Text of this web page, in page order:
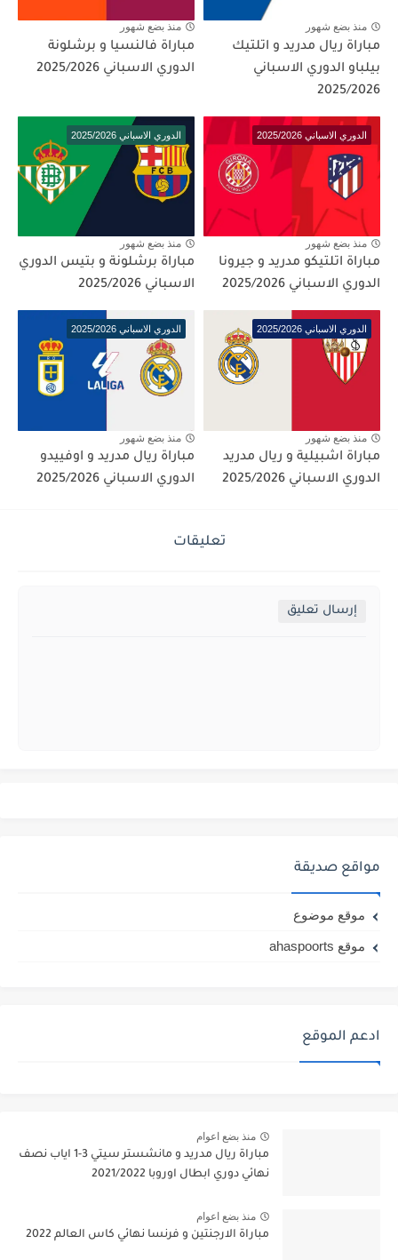
منذ بضع شهور
مباراة ريال مدريد و اتلتيك
بيلباو الدوري الاسباني
2025/2026
منذ بضع شهور
مباراة فالنسيا و برشلونة
الدوري الاسباني 2025/2026
الدوري الاسباني 2025/2026
منذ بضع شهور
مباراة اتلتيكو مدريد و جيرونا
الدوري الاسباني 2025/2026
الدوري الاسباني 2025/2026
منذ بضع شهور
مباراة برشلونة و بتيس الدوري
الاسباني 2025/2026
الدوري الاسباني 2025/2026
منذ بضع شهور
مباراة اشبيلية و ريال مدريد
الدوري الاسباني 2025/2026
الدوري الاسباني 2025/2026
منذ بضع شهور
مباراة ريال مدريد و اوفييدو
الدوري الاسباني 2025/2026
تعليقات
إرسال تعليق
مواقع صديقة
موقع موضوع
موقع ahaspoorts
ادعم الموقع
منذ بضع اعوام
مباراة ريال مدريد و مانشستر سيتي 3-1 اياب نصف
نهائي دوري ابطال اوروبا 2021/2022
منذ بضع اعوام
مباراة الارجنتين و فرنسا نهائي كاس العالم 2022